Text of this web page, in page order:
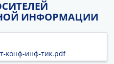
контроль
обсуждения
ИНФОРМАЦИИ
конф-инф-тик.pdf